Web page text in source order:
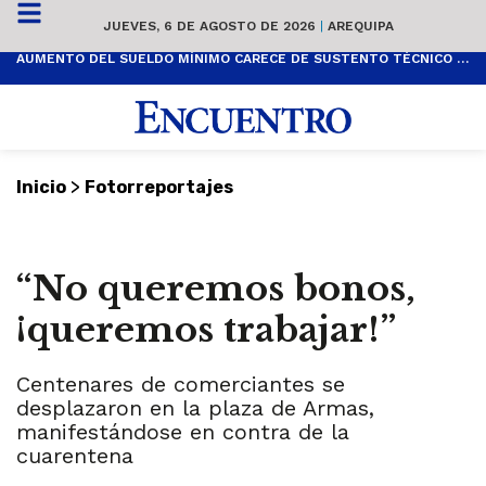
JUEVES, 6 DE AGOSTO DE 2026 | AREQUIPA
AUMENTO DEL SUELDO MÍNIMO CARECE DE SUSTENTO TÉCNICO Y ES POPULISTA
Inicio > Fotorreportajes
“No queremos bonos,
¡queremos trabajar!”
Centenares de comerciantes se
desplazaron en la plaza de Armas,
manifestándose en contra de la
cuarentena